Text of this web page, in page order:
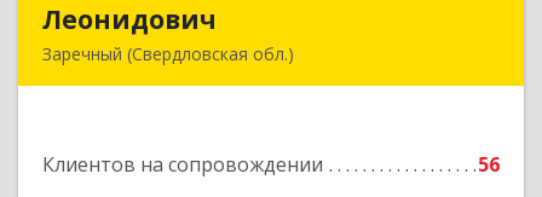
Леонидович
Заречный (Свердловская обл.)
Клиентов на сопровождении 56
Подробнее